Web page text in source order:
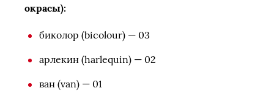
окрасы):
биколор (bicolour) — 03
арлекин (harlequin) — 02
ван (van) — 01